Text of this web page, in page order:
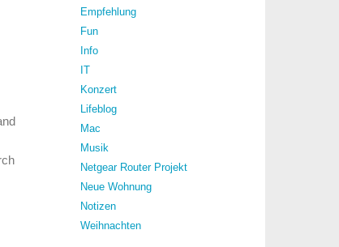
Empfehlung
Fun
Info
IT
Konzert
Lifeblog
Mac
Musik
Netgear Router Projekt
Neue Wohnung
Notizen
Weihnachten